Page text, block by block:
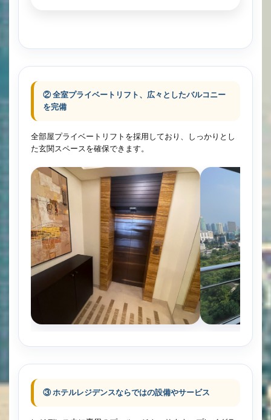
② 全室プライベートリフト、広々としたバルコニー
を完備
全部屋プライベートリフトを採用しており、しっかりとし
た玄関スペースを確保できます。
③ ホテルレジデンスならではの設備やサービス